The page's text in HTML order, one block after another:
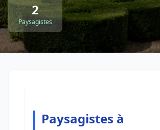
2
Paysagistes
Paysagistes à